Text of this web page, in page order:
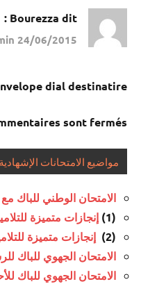
Bourezza dit :
24/06/2015 à 9 h 32 min
dial destinatire ?????
sont fermés.
مواضيع الامتحانات الإشهادية
الامتحان الوطني للباك
(1)
إنجازات متميزة
(2)
إنجازات متميزة
الامتحان الجهوي للباك
الامتحان الجهوي للباك